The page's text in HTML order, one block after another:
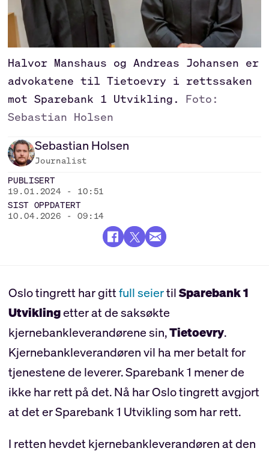
Halvor Manshaus og Andreas Johansen er
advokatene til Tietoevry i rettssaken
mot Sparebank 1 Utvikling.
Foto:
Sebastian Holsen
Sebastian Holsen
Journalist
PUBLISERT
19.01.2024 - 10:51
SIST OPPDATERT
10.04.2026 - 09:14
Oslo tingrett har gittfull seiertilSparebank 1
Utviklingetter at de saksøkte
kjernebankleverandørene sin,Tietoevry.
Kjernebankleverandøren vil ha mer betalt for
tjenestene de leverer. Sparebank 1 mener de
ikke har rett på det. Nå har Oslo tingrett avgjort
at det er Sparebank 1 Utvikling som har rett.
I retten hevdet kjernebankleverandøren at den